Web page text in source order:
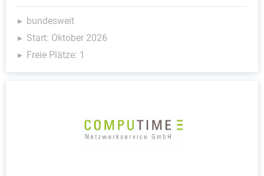
bundesweit
Start: Oktober 2026
Freie Plätze: 1